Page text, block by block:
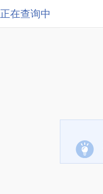
正在查询中